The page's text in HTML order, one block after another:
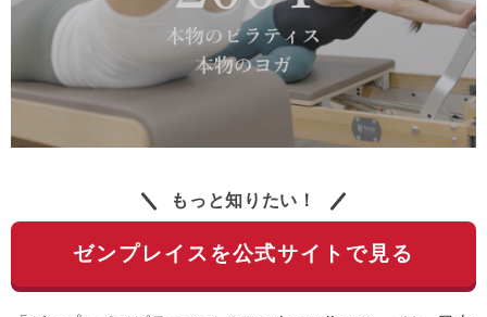
もっと知りたい！
ゼンプレイスを公式サイトで見る